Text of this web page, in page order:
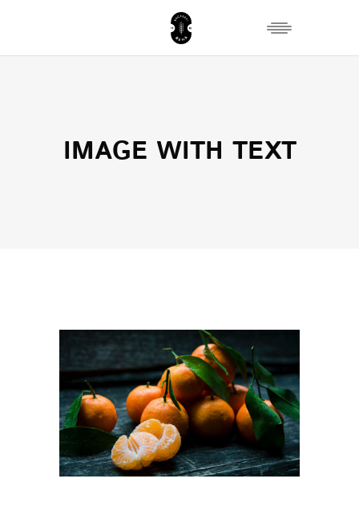
IMAGE WITH TEXT